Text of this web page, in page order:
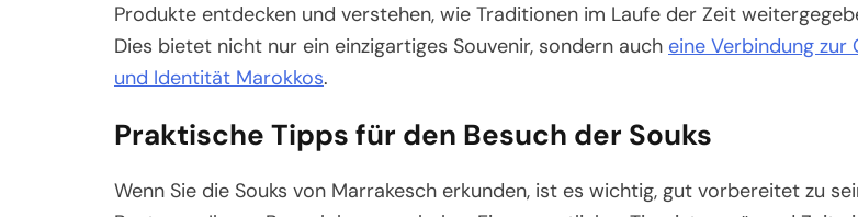
Produkte entdecken und verstehen, wie Traditionen im Laufe der Zeit
Dies bietet nicht nur ein einzigartiges Souvenir, sondern auch eine Verbindung zur
und Identität Marokkos.
Praktische Tipps für den Besuch der Souks
Wenn Sie die Souks von Marrakesch erkunden, ist es wichtig, gut vorbereitet zu